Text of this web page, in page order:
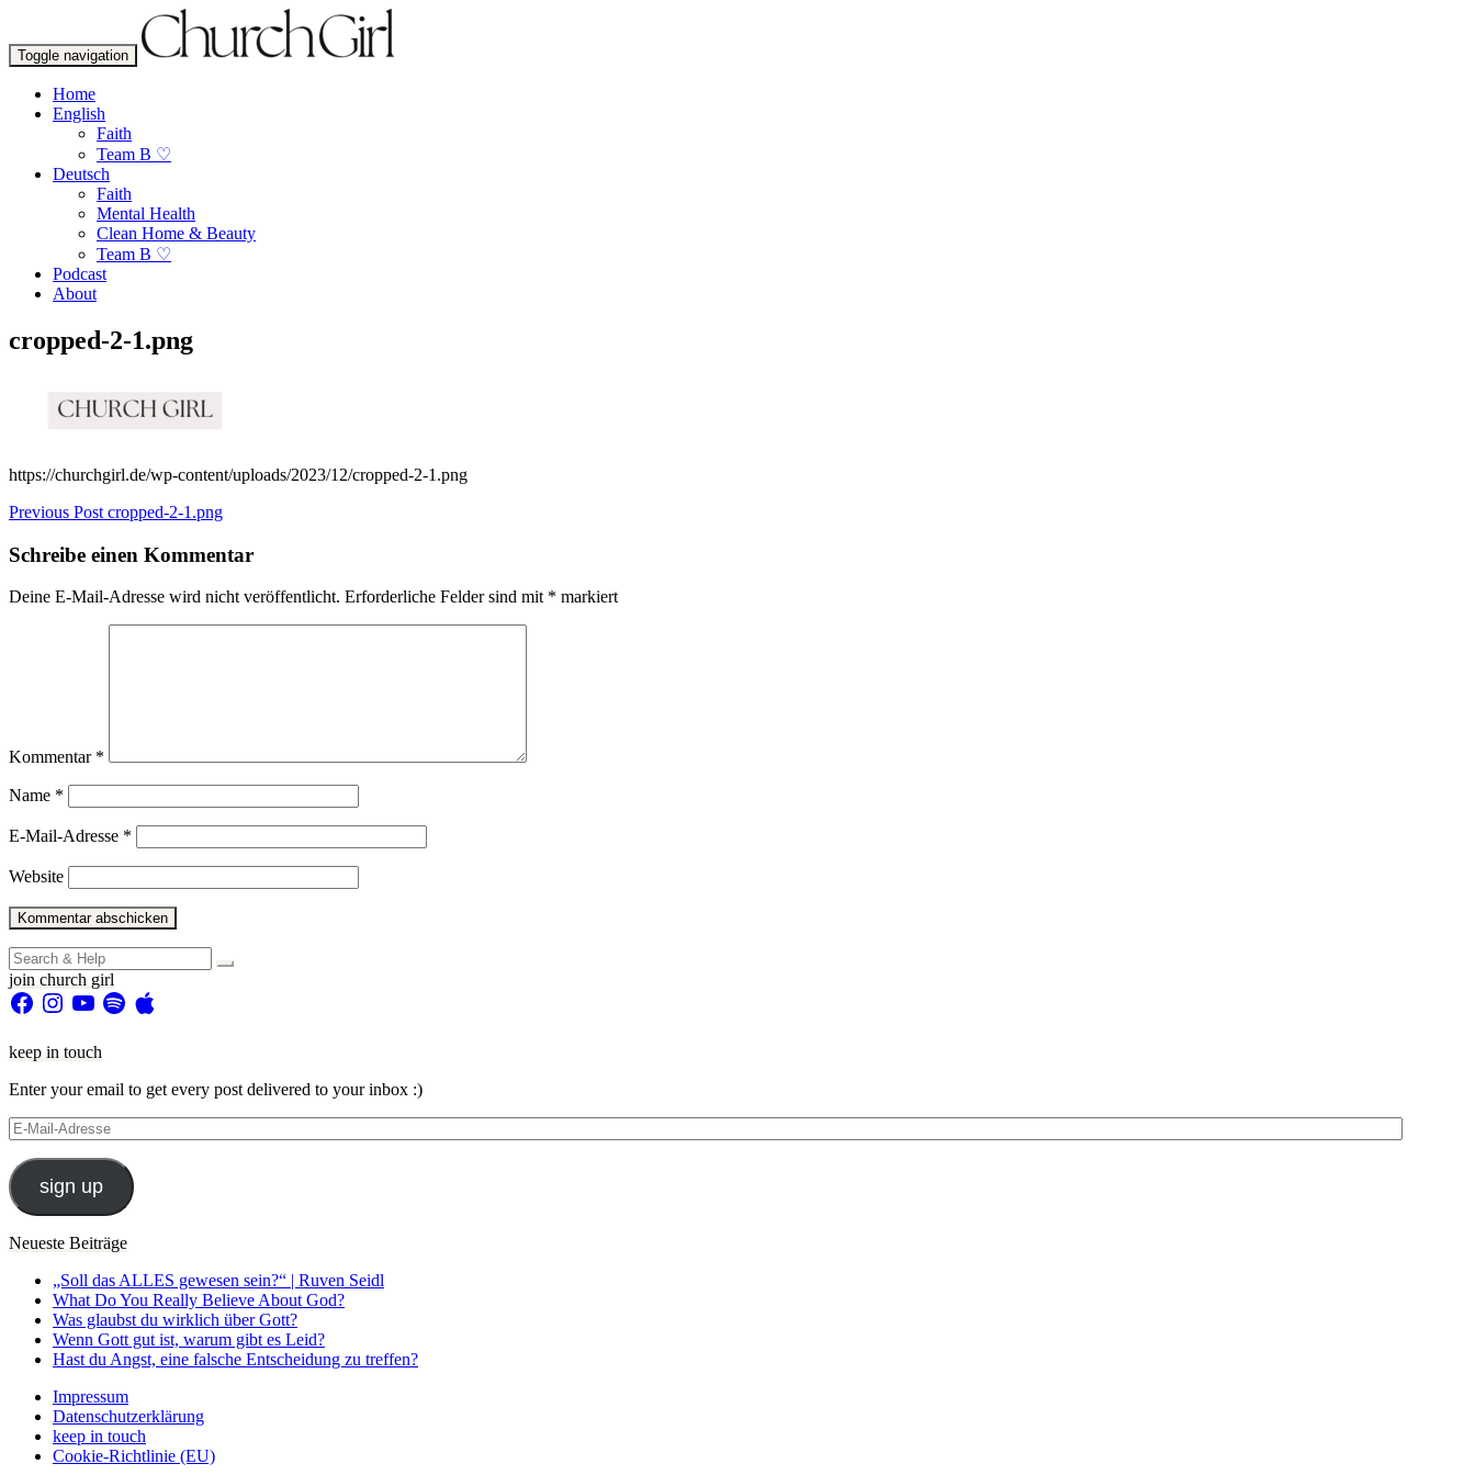
Toggle navigation
Home
English
Faith
Team B ♡
Deutsch
Faith
Mental Health
Clean Home & Beauty
Team B ♡
Podcast
About
cropped-2-1.png
https://churchgirl.de/wp-content/uploads/2023/12/cropped-2-1.png
Beitragsnavigation
Previous Post cropped-2-1.png
Schreibe einen Kommentar
Deine E-Mail-Adresse wird nicht veröffentlicht. Erforderliche Felder sind mit * markiert
Kommentar *
Name *
E-Mail-Adresse *
Website
Search
for:
join church girl
FacebookInstagram
YouTubeSpotifyApple
keep in touch
Enter your email to get every post delivered to your inbox :)
E-
Mail-
Adresse
sign up
Neueste Beiträge
„Soll das ALLES gewesen sein?“ | Ruven Seidl
What Do You Really Believe About God?
Was glaubst du wirklich über Gott?
Wenn Gott gut ist, warum gibt es Leid?
Hast du Angst, eine falsche Entscheidung zu treffen?
Impressum
Datenschutzerklärung
keep in touch
Cookie-Richtlinie (EU)